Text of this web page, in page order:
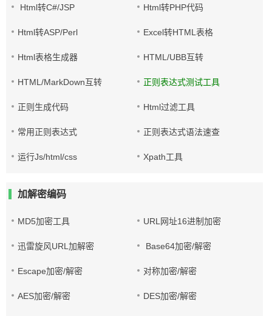
Html转C#/JSP Html转PHP代码
Html转ASP/Perl Excel转HTML表格
Html表格生成器 HTML/UBB互转
HTML/MarkDown互转 正则表达式测试工具
正则生成代码 Html过滤工具
常用正则表达式 正则表达式语法速查
运行Js/html/css Xpath工具
加解密编码
MD5加密工具 URL网址16进制加密
迅雷旋风URL加解密 Base64加密/解密
Escape加密/解密 对称加密/解密
AES加密/解密 DES加密/解密